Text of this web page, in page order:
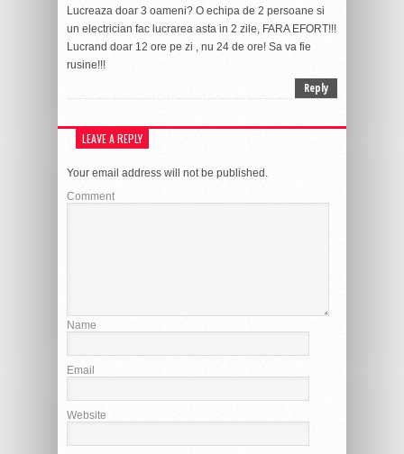
Lucreaza doar 3 oameni? O echipa de 2 persoane si
un electrician fac lucrarea asta in 2 zile, FARA EFORT!!!
Lucrand doar 12 ore pe zi , nu 24 de ore! Sa va fie
rusine!!!
Reply
LEAVE A REPLY
Your email address will not be published.
Comment
Name
Email
Website